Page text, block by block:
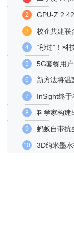
2 GPU-Z
3 校企共建联
4 “秒过”！科
5 5G套餐用
6 新方法将温
7 InSight终于
8 科学家构建
9 蚂蚁自带抗
10 3D纳米墨